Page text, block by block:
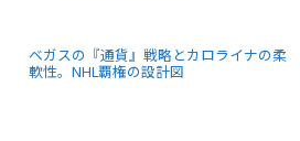
ベガスの『通貨』戦略とカロライナの柔
軟性。NHL覇権の設計図